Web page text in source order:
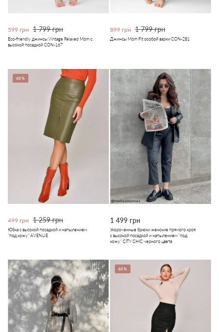
599 грн 1 799 грн
Eco-friendly джинсы Vintage Relaxed Mom с
высокой посадкой CON-167
899 грн 1 799 грн
Джинсы Mom Fit особой варки CON-281
60%
499 грн 1 259 грн
Юбка с высокой посадкой и напылением
"под кожу" AVENUE
1 499 грн
Укороченные брюки женские прямого кроя
с высокой посадкой и напылением "под
кожу" CITY CHIC черного цвета
60%